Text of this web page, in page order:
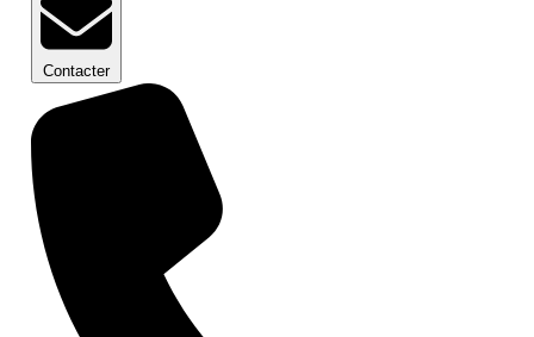
Contacter